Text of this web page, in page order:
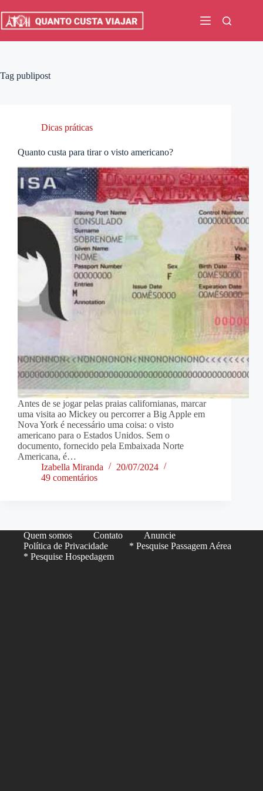
para
Tag publipost
Dicas práticas
Quanto custa para tirar o visto americano?
Antes de se jogar pelas praias californianas, marcar
uma visita ao Mickey ou percorrer a Big Apple em
Nova York é necessário uma coisa: o visto
americano para o Estados Unidos. Sem o
documento, fornecido pela Embaixada Norte
Americana, é…
Izabella Miranda
20/07/2024
49 comentários
Quem somos Contato
Anuncie
Política de Privacidade
* Pesquise Passagem Aérea
* Pesquise Hospedagem